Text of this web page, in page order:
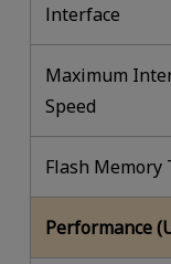
lnterface
Maximum
Speed
Flash Memory
Performance